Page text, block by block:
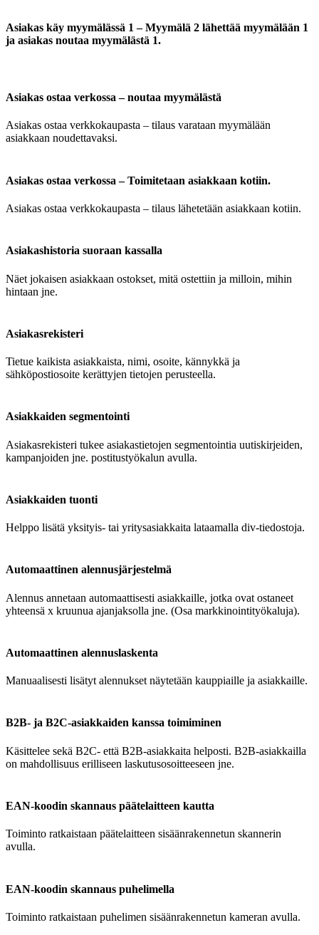
Asiakas käy myymälässä 1 – Myymälä 2 lähettää myymälään 1
ja asiakas noutaa myymälästä 1.
Asiakas ostaa verkossa – noutaa myymälästä
Asiakas ostaa verkkokaupasta – tilaus varataan myymälään
asiakkaan noudettavaksi.
Asiakas ostaa verkossa – Toimitetaan asiakkaan kotiin.
Asiakas ostaa verkkokaupasta – tilaus lähetetään asiakkaan kotiin.
Asiakashistoria suoraan kassalla
Näet jokaisen asiakkaan ostokset, mitä ostettiin ja milloin, mihin
hintaan jne.
Asiakasrekisteri
Tietue kaikista asiakkaista, nimi, osoite, kännykkä ja
sähköpostiosoite kerättyjen tietojen perusteella.
Asiakkaiden segmentointi
Asiakasrekisteri tukee asiakastietojen segmentointia uutiskirjeiden,
kampanjoiden jne. postitustyökalun avulla.
Asiakkaiden tuonti
Helppo lisätä yksityis- tai yritysasiakkaita lataamalla div-tiedostoja.
Automaattinen alennusjärjestelmä
Alennus annetaan automaattisesti asiakkaille, jotka ovat ostaneet
yhteensä x kruunua ajanjaksolla jne. (Osa markkinointityökaluja).
Automaattinen alennuslaskenta
Manuaalisesti lisätyt alennukset näytetään kauppiaille ja asiakkaille.
B2B- ja B2C-asiakkaiden kanssa toimiminen
Käsittelee sekä B2C- että B2B-asiakkaita helposti. B2B-asiakkailla
on mahdollisuus erilliseen laskutusosoitteeseen jne.
EAN-koodin skannaus päätelaitteen kautta
Toiminto ratkaistaan päätelaitteen sisäänrakennetun skannerin
avulla.
EAN-koodin skannaus puhelimella
Toiminto ratkaistaan puhelimen sisäänrakennetun kameran avulla.